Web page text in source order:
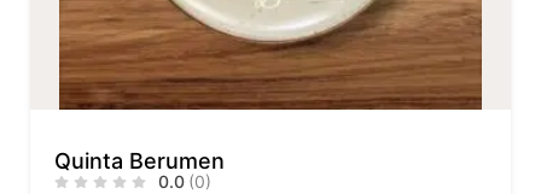
Quinta Berumen
0.0 (0)